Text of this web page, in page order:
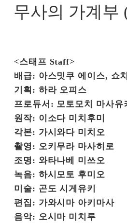
무사의 가계부
<스태프 Staff>
배급: 아스밋쿠 에이스, 쇼
기획: 하라 오피스
프로듀서: 모토모치 마사유
원작: 이소다 미치후미
각본: 가시와다 미치오
촬영: 오키무라 마사히로
조명: 와타나베 미쓰오
녹음: 하시모토 후미오
미술: 곤도 시게유키
편집: 가와시마 아키마사
음악: 오시마 미치루